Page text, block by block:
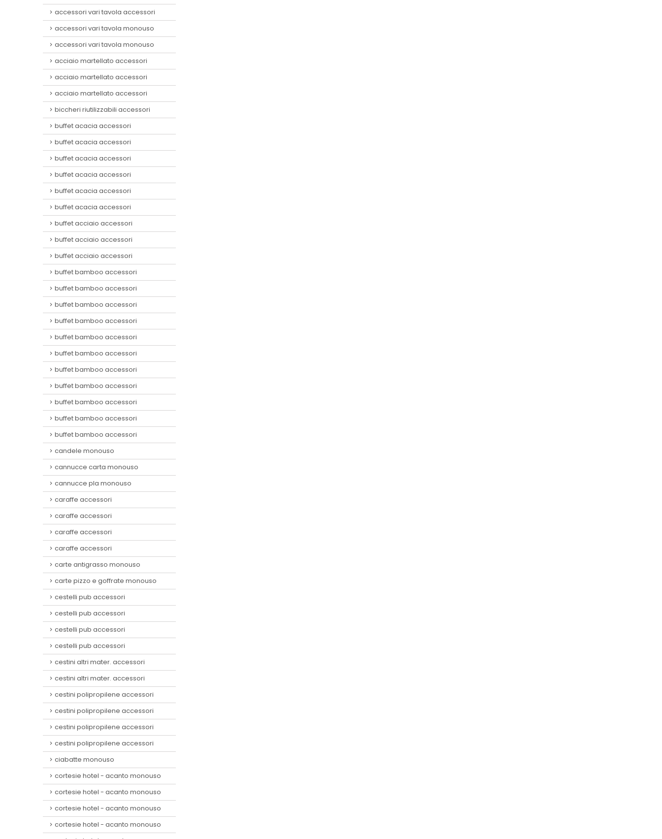
accessori vari tavola accessori
accessori vari tavola monouso
accessori vari tavola monouso
acciaio martellato accessori
acciaio martellato accessori
acciaio martellato accessori
biccheri riutilizzabili accessori
buffet acacia accessori
buffet acacia accessori
buffet acacia accessori
buffet acacia accessori
buffet acacia accessori
buffet acacia accessori
buffet acciaio accessori
buffet acciaio accessori
buffet acciaio accessori
buffet bamboo accessori
buffet bamboo accessori
buffet bamboo accessori
buffet bamboo accessori
buffet bamboo accessori
buffet bamboo accessori
buffet bamboo accessori
buffet bamboo accessori
buffet bamboo accessori
buffet bamboo accessori
buffet bamboo accessori
candele monouso
cannucce carta monouso
cannucce pla monouso
caraffe accessori
caraffe accessori
caraffe accessori
caraffe accessori
carte antigrasso monouso
carte pizzo e goffrate monouso
cestelli pub accessori
cestelli pub accessori
cestelli pub accessori
cestelli pub accessori
cestini altri mater. accessori
cestini altri mater. accessori
cestini polipropilene accessori
cestini polipropilene accessori
cestini polipropilene accessori
cestini polipropilene accessori
ciabatte monouso
cortesie hotel - acanto monouso
cortesie hotel - acanto monouso
cortesie hotel - acanto monouso
cortesie hotel - acanto monouso